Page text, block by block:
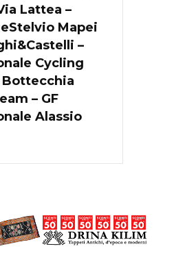
Lattea –
Mapei
–
Cycling
Bottecchia
– GF
Alassio